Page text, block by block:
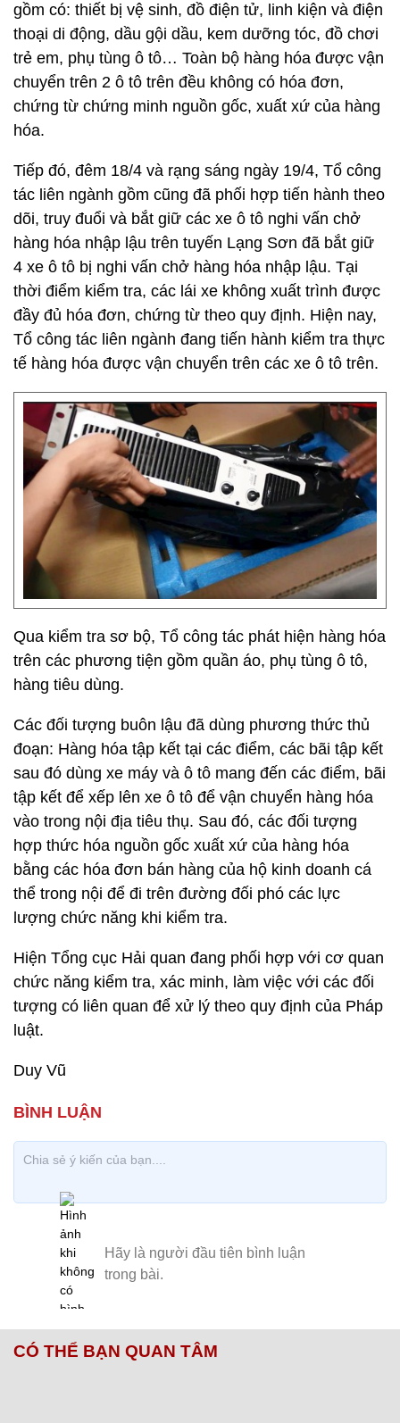
gồm có: thiết bị vệ sinh, đồ điện tử, linh kiện và điện
thoại di động, dầu gội dầu, kem dưỡng tóc, đồ chơi
trẻ em, phụ tùng ô tô… Toàn bộ hàng hóa được vận
chuyển trên 2 ô tô trên đều không có hóa đơn,
chứng từ chứng minh nguồn gốc, xuất xứ của hàng
hóa.
Tiếp đó, đêm 18/4 và rạng sáng ngày 19/4, Tổ công
tác liên ngành gồm cũng đã phối hợp tiến hành theo
dõi, truy đuổi và bắt giữ các xe ô tô nghi vấn chở
hàng hóa nhập lậu trên tuyến Lạng Sơn đã bắt giữ
4 xe ô tô bị nghi vấn chở hàng hóa nhập lậu. Tại
thời điểm kiểm tra, các lái xe không xuất trình được
đầy đủ hóa đơn, chứng từ theo quy định. Hiện nay,
Tổ công tác liên ngành đang tiến hành kiểm tra thực
tế hàng hóa được vận chuyển trên các xe ô tô trên.
Qua kiểm tra sơ bộ, Tổ công tác phát hiện hàng hóa
trên các phương tiện gồm quần áo, phụ tùng ô tô,
hàng tiêu dùng.
Các đối tượng buôn lậu đã dùng phương thức thủ
đoạn: Hàng hóa tập kết tại các điểm, các bãi tập kết
sau đó dùng xe máy và ô tô mang đến các điểm, bãi
tập kết để xếp lên xe ô tô để vận chuyển hàng hóa
vào trong nội địa tiêu thụ. Sau đó, các đối tượng
hợp thức hóa nguồn gốc xuất xứ của hàng hóa
bằng các hóa đơn bán hàng của hộ kinh doanh cá
thể trong nội để đi trên đường đối phó các lực
lượng chức năng khi kiểm tra.
Hiện Tổng cục Hải quan đang phối hợp với cơ quan
chức năng kiểm tra, xác minh, làm việc với các đối
tượng có liên quan để xử lý theo quy định của Pháp
luật.
Duy Vũ
CÓ THỂ BẠN QUAN TÂM